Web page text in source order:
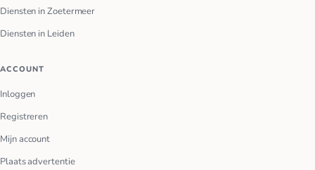
Diensten in Zoetermeer
Diensten in Leiden
ACCOUNT
Inloggen
Registreren
Mijn account
Plaats advertentie